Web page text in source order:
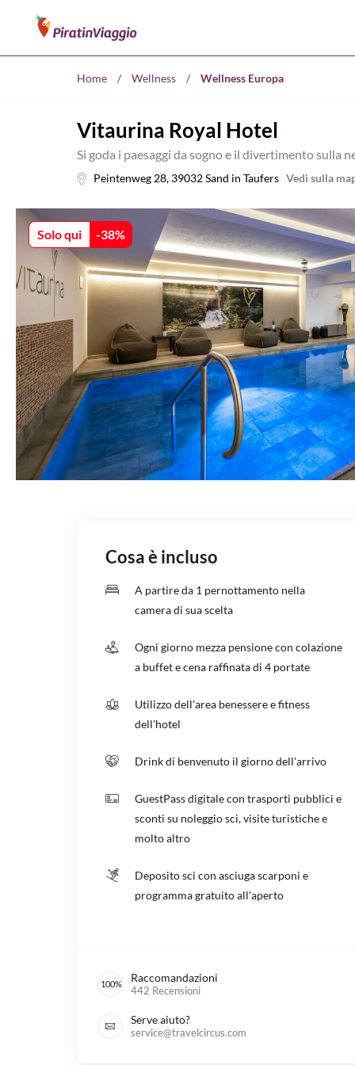
Home / Wellness / Wellness Europa
Vitaurina Royal Hotel
Si goda i paesaggi da sogno e il divertimento sulla
Peintenweg 28, 39032Sand in Taufers Vedi sulla
Solo qui -38%
Cosa è incluso
A partire da 1 pernottamento nella
camera di sua scelta
Ogni giorno mezza pensione con colazione
a buffet e cena raffinata di 4 portate
Utilizzo dell'area benessere e fitness
dell'hotel
Drink di benvenuto il giorno dell'arrivo
GuestPass digitale con trasporti pubblici e
sconti su noleggio sci, visite turistiche e
molto altro
Deposito sci con asciuga scarponi e
programma gratuito all'aperto
100% Raccomandazioni
442 Recensioni
Serve aiuto?
service@travelcircus.com